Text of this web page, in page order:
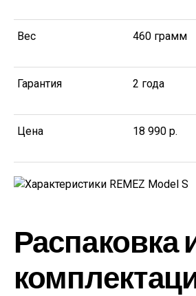
Вес 460 грамм
Гарантия 2 года
Цена 18 990 р.
Распаковка